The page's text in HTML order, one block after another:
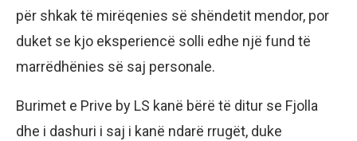
për shkak të mirëqenies së shëndetit mendor, por
duket se kjo eksperiencë solli edhe një fund të
marrëdhënies së saj personale.
Burimet e Prive by LS kanë bërë të ditur se Fjolla
dhe i dashuri i saj i kanë ndarë rrugët, duke